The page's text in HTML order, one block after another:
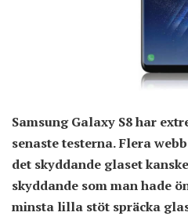
Samsung Galaxy S8 har
senaste testerna. Flera
det skyddande glaset
skyddande som man hade
minsta lilla stöt spräcka